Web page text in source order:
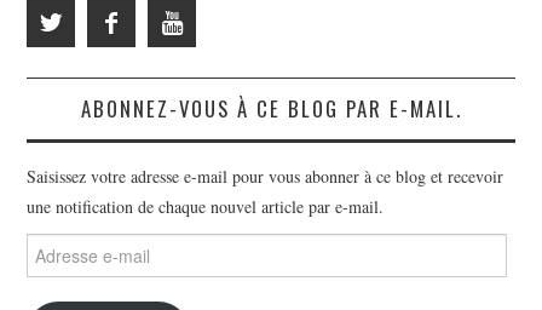
ABONNEZ-VOUS À CE BLOG PAR E-MAIL.
Saisissez votre adresse e-mail pour vous abonner à ce blog et recevoir
une notification de chaque nouvel article par e-mail.
Adresse
e-